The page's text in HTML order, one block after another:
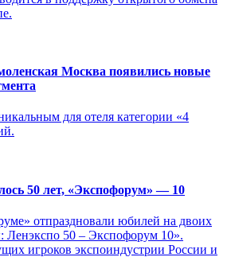
Москва появились новые
для отеля категории «4
50 лет, «Экспофорум» — 10
отпраздновали юбилей на двоих
50 – Экспофорум 10».
игроков экспоиндустрии России и